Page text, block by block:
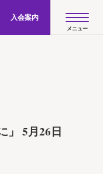
入会案内
」 5月26日